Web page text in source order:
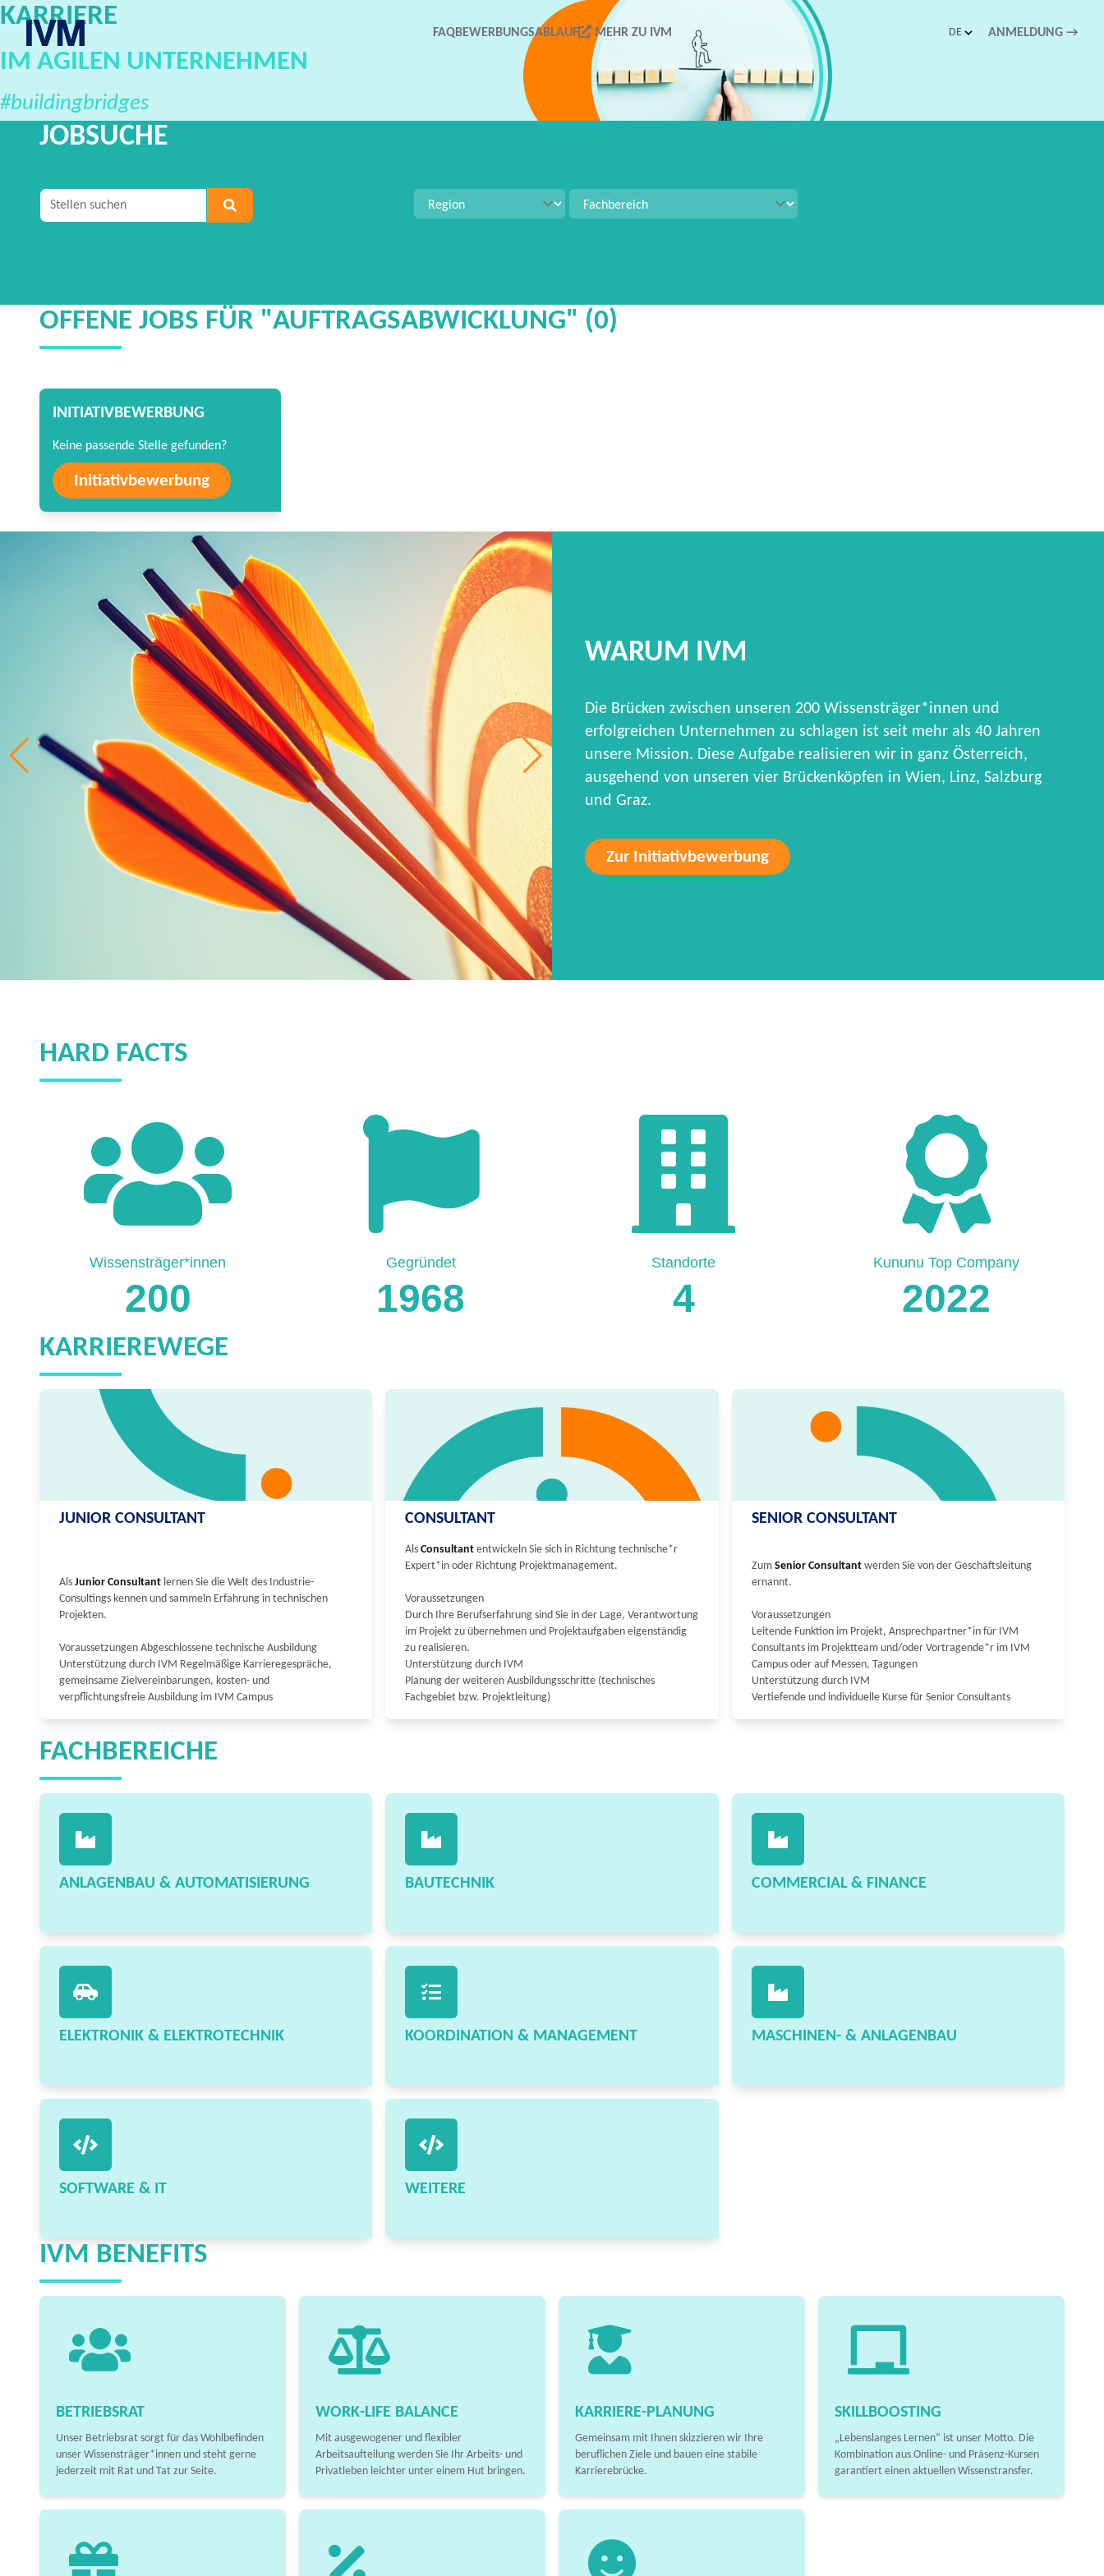
IVM Karriereportal FAQBEWERBUNGSABLAUF MEHR ZU IVM DE ANMELDUNG →
KARRIERE
IM AGILEN UNTERNEHMEN
#buildingbridges
JOBSUCHE
OFFENE JOBS FÜR "AUFTRAGSABWICKLUNG" (0)
INITIATIVBEWERBUNG
Keine passende Stelle gefunden?
Initiativbewerbung
WARUM IVM
Die Brücken zwischen unseren 200 Wissensträger*innen und
erfolgreichen Unternehmen zu schlagen ist seit mehr als 40 Jahren
unsere Mission. Diese Aufgabe realisieren wir in ganz Österreich,
ausgehend von unseren vier Brückenköpfen in Wien, Linz, Salzburg
und Graz.
Zur Initiativbewerbung
HARD FACTS
200
Wissensträger*innen
1968
Gegründet
4
Standorte
2022
Kununu Top Company
KARRIEREWEGE
JUNIOR CONSULTANT
Als Junior Consultant lernen Sie die Welt des Industrie-
Consultings kennen und sammeln Erfahrung in technischen
Projekten.
Voraussetzungen Abgeschlossene technische Ausbildung
Unterstützung durch IVM Regelmäßige Karrieregespräche,
gemeinsame Zielvereinbarungen, kosten- und
verpflichtungsfreie Ausbildung im IVM Campus
CONSULTANT
AlsConsultantentwickeln Sie sich in Richtung technische*r
Expert*in oder Richtung Projektmanagement.
Voraussetzungen
Durch Ihre Berufserfahrung sind Sie in der Lage, Verantwortung
im Projekt zu übernehmen und Projektaufgaben eigenständig
zu realisieren.
Unterstützung durch IVM
Planung der weiteren Ausbildungsschritte (technisches
Fachgebiet bzw. Projektleitung)
SENIOR CONSULTANT
Zum Senior Consultant werden Sie von der Geschäftsleitung
ernannt.
Voraussetzungen
Leitende Funktion im Projekt, Ansprechpartner*in für IVM
Consultants im Projektteam und/oder Vortragende*r im IVM
Campus oder auf Messen, Tagungen
Unterstützung durch IVM
Vertiefende und individuelle Kurse für Senior Consultants
FACHBEREICHE
ANLAGENBAU & AUTOMATISIERUNG BAUTECHNIK COMMERCIAL & FINANCE
ELEKTRONIK & ELEKTROTECHNIK KOORDINATION & MANAGEMENT MASCHINEN- & ANLAGENBAU
SOFTWARE & IT WEITERE
IVM BENEFITS
BETRIEBSRAT
Unser Betriebsrat sorgt für das Wohlbefinden
unser Wissensträger*innen und steht gerne
jederzeit mit Rat und Tat zur Seite.
WORK-LIFE BALANCE
Mit ausgewogener und flexibler
Arbeitsaufteilung werden Sie Ihr Arbeits- und
Privatleben leichter unter einem Hut bringen.
KARRIERE-PLANUNG
Gemeinsam mit Ihnen skizzieren wir Ihre
beruflichen Ziele und bauen eine stabile
Karrierebrücke.
SKILLBOOSTING
„Lebenslanges Lernen“ ist unser Motto. Die
Kombination aus Online- und Präsenz-Kursen
garantiert einen aktuellen Wissenstransfer.